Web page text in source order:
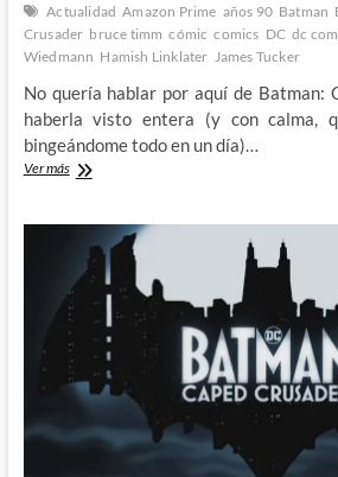
Actualidad Amazon Prime años 90 Batman
Crusader bruce timm cómic comics DC dc
Wiedmann Hamish Linklater James Tucker
No quería hablar por aquí de Batman:
haberla visto entera (y con calma,
bingeándome todo en un día)…
Ver másBatman:
regreso
a
lo
más
clásico